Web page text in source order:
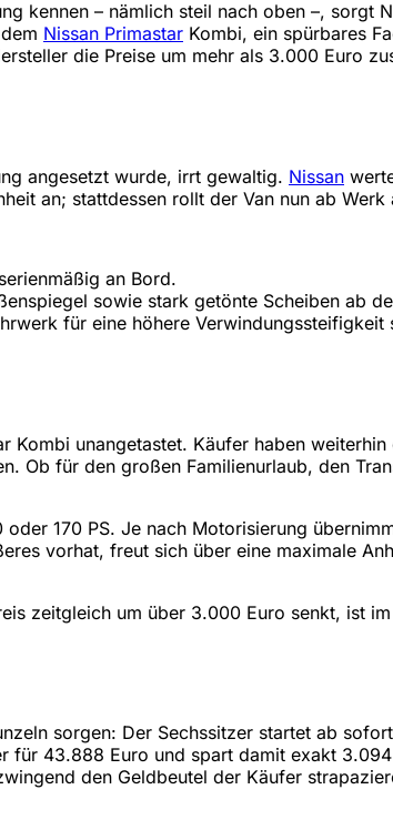
kennen – nämlich steil nach oben –, sorgt
Nissan Primastar Kombi, ein spürbares
die Preise um mehr als 3.000 Euro
angesetzt wurde, irrt gewaltig. Nissan
an; stattdessen rollt der Van nun ab
an Bord.
sowie stark getönte Scheiben ab
für eine höhere
unangetastet. Käufer haben
Ob für den großen Familienurlaub, den
170 PS. Je nach Motorisierung
vorhat, freut sich über eine maximale
zeitgleich um über 3.000 Euro senkt, ist
sorgen: Der Sechssitzer startet ab
43.888 Euro und spart damit exakt
den Geldbeutel der Käufer